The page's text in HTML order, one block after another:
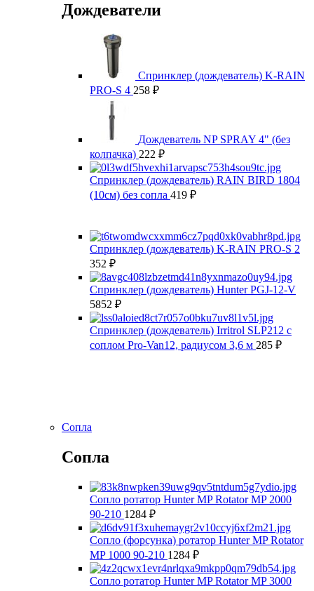
Дождеватели
Спринклер (дождеватель) K-RAIN
PRO-S 4 258 ₽
Дождеватель NP SPRAY 4" (без
колпачка) 222 ₽
Спринклер (дождеватель) RAIN BIRD 1804
(10см) без сопла 419 ₽
Спринклер (дождеватель) K-RAIN PRO-S 2
352 ₽
Спринклер (дождеватель) Hunter PGJ-12-V
5852 ₽
Спринклер (дождеватель) Irritrol SLP212 с
соплом Pro-Van12, радиусом 3,6 м 285 ₽
Сопла
Сопла
Сопло ротатор Hunter MP Rotator MP 2000
90-210 1284 ₽
Сопло (форсунка) ротатор Hunter MP Rotator
MP 1000 90-210 1284 ₽
Сопло ротатор Hunter MP Rotator MP 3000